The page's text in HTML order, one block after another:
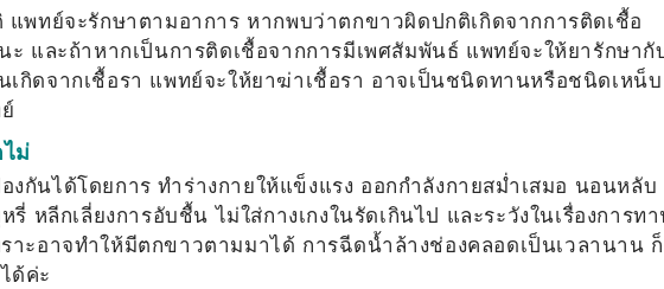
พทย์จะรักษาตามอาการ หากพบว่าตกขาวผิดปกติเกิดจากการติดเชื้อ
และถ้าหากเป็นการติดเชื้อจากการมีเพศสัมพันธ์ แพทย์จะให้ยารักษากั
กิดจากเชื้อรา แพทย์จะให้ยาฆ่าเชื้อรา อาจเป็นชนิดทานหรือชนิดเหน็บ
ม่
กันได้โดยการ ทำร่างกายให้แข็งแรง ออกกำลังกายสม่ำเสมอ นอนหลับ
หลีกเลี่ยงการอับชื้น ไม่ใส่กางเกงในรัดเกินไป และระวังในเรื่องการท
ะอาจทำให้มีตกขาวตามมาได้ การฉีดน้ำล้างช่องคลอดเป็นเวลานาน ก็
ด้ค่ะ